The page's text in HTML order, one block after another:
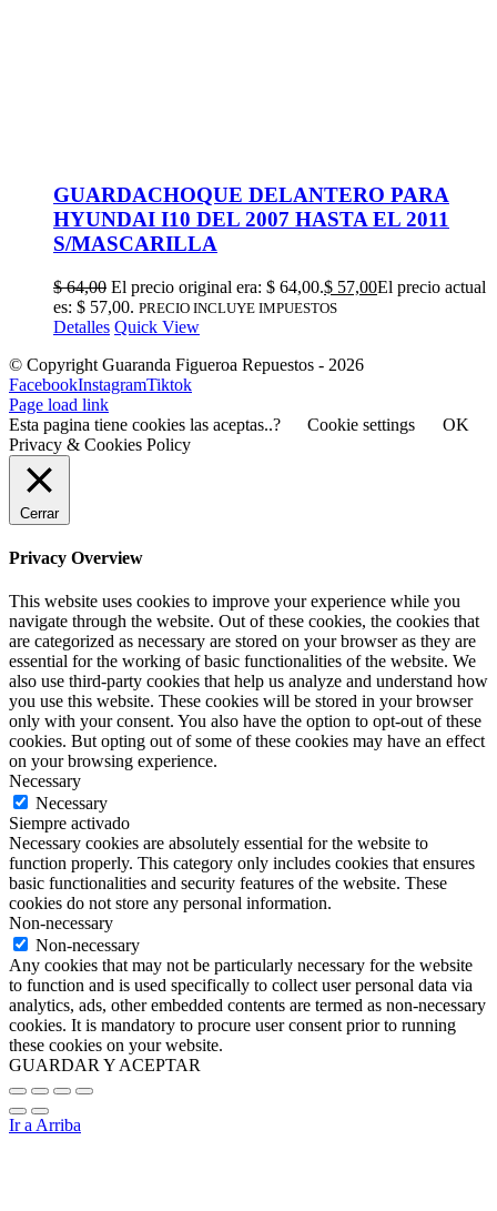
GUARDACHOQUE DELANTERO PARA
HYUNDAI I10 DEL 2007 HASTA EL 2011
S/MASCARILLA
$64,00 El precio original era: $ 64,00.$ 57,00El precio actual
es: $ 57,00. PRECIO INCLUYE IMPUESTOS
Detalles Quick View
© Copyright Guaranda Figueroa Repuestos - 2026
FacebookInstagramTiktok
Page load link
Esta pagina tiene cookies las aceptas..?
Cookie settings
OK
Privacy & Cookies Policy
Cerrar
Privacy Overview
This website uses cookies to improve your experience while you
navigate through the website. Out of these cookies, the cookies that
are categorized as necessary are stored on your browser as they are
essential for the working of basic functionalities of the website. We
also use third-party cookies that help us analyze and understand how
you use this website. These cookies will be stored in your browser
only with your consent. You also have the option to opt-out of these
cookies. But opting out of some of these cookies may have an effect
on your browsing experience.
Necessary
Necessary
Siempre activado
Necessary cookies are absolutely essential for the website to
function properly. This category only includes cookies that ensures
basic functionalities and security features of the website. These
cookies do not store any personal information.
Non-necessary
Non-necessary
Any cookies that may not be particularly necessary for the website
to function and is used specifically to collect user personal data via
analytics, ads, other embedded contents are termed as non-necessary
cookies. It is mandatory to procure user consent prior to running
these cookies on your website.
GUARDAR Y ACEPTAR
Ir a Arriba